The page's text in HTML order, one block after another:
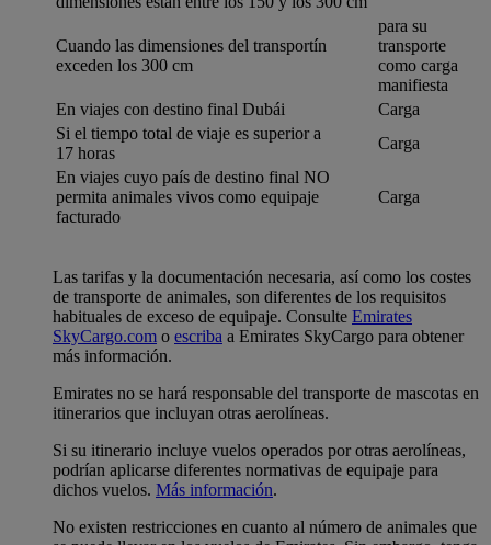
Cuando las dimensiones del transportín
exceden los 300 cm
para su
transporte
como carga
manifiesta
En viajes con destino final Dubái
Carga
Si el tiempo total de viaje es superior a
17 horas
Carga
En viajes cuyo país de destino final NO
permita animales vivos como equipaje
facturado
Carga
Las tarifas y la documentación necesaria, así como los costes
de transporte de animales, son diferentes de los requisitos
habituales de exceso de equipaje. Consulte Emirates
SkyCargo.com o escriba a Emirates SkyCargo para obtener
más información.
Emirates no se hará responsable del transporte de mascotas en
itinerarios que incluyan otras aerolíneas.
Si su itinerario incluye vuelos operados por otras aerolíneas,
podrían aplicarse diferentes normativas de equipaje para
dichos vuelos. Más información.
No existen restricciones en cuanto al número de animales que